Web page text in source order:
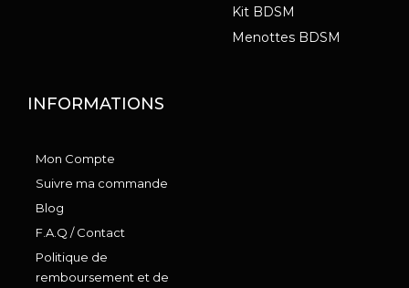
Kit BDSM
Menottes BDSM
INFORMATIONS
Mon Compte
Suivre ma commande
Blog
F.A.Q / Contact
Politique de
remboursement et de